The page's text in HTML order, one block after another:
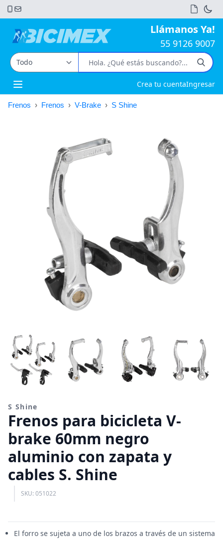
Llámanos Ya!
55 9126 9007
Open main menu Crea tu cuentaIngresar
Frenos › Frenos › V-Brake › S Shine
S Shine
Frenos para bicicleta V-
brake 60mm negro
aluminio con zapata y
cables S. Shine
SKU: 051022
El forro se sujeta a uno de los brazos a través de un sistema